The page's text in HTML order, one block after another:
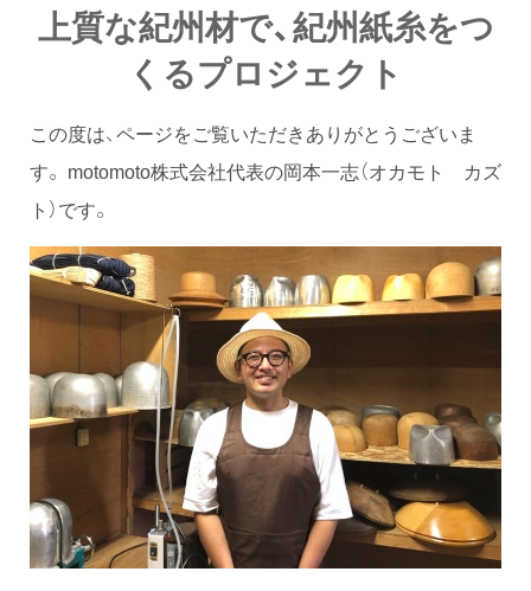
上質な紀州材で、紀州紙糸をつ
くるプロジェクト
この度は、ページをご覧いただきありがとうございま
す。 motomoto株式会社代表の岡本一志（オカモト カズ
ト）です。